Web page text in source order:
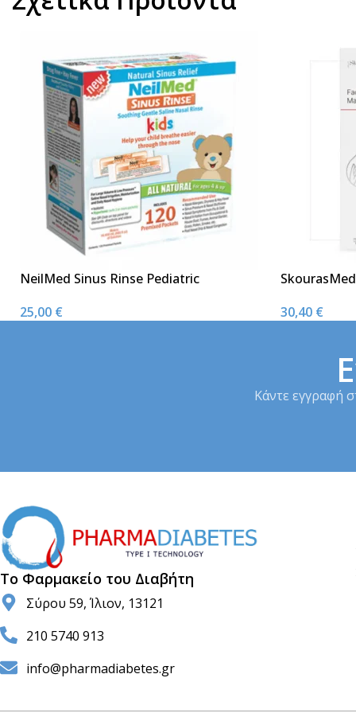
NeilMed Sinus Rinse Pediatric
25,00 €
30,40 €
Κάντε εγγραφή
Το Φαρμακείο του Διαβήτη
Σύρου 59, Ίλιον, 13121
210 5740 913
info@pharmadiabetes.gr